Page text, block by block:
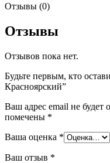
Отзывы (0)
Отзывы
Отзывов пока нет.
Будьте первым, кто
Красноярский”
Ваш адрес email не будет
помечены *
Ваша оценка *
Ваш отзыв *